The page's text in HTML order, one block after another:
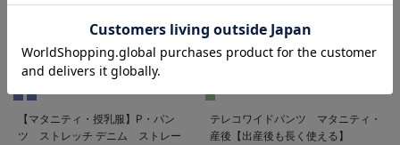
【マタニティ・授乳服】P・パン
ツ ストレッチ デニム ストレー
テレコワイドパンツ マタニティ・
産後【出産後も長く使える】
お気に入り商品を確認する